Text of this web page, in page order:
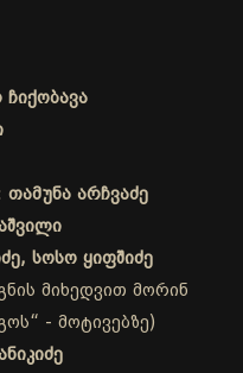
თამუნა არჩვაძე
სოსო ყიფშიძე
მიხედვით მორინ
- მოტივებზე)